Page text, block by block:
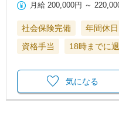
月給 200,000円 ～
社会保険完備 年間休
資格手当
18時までに
気になる